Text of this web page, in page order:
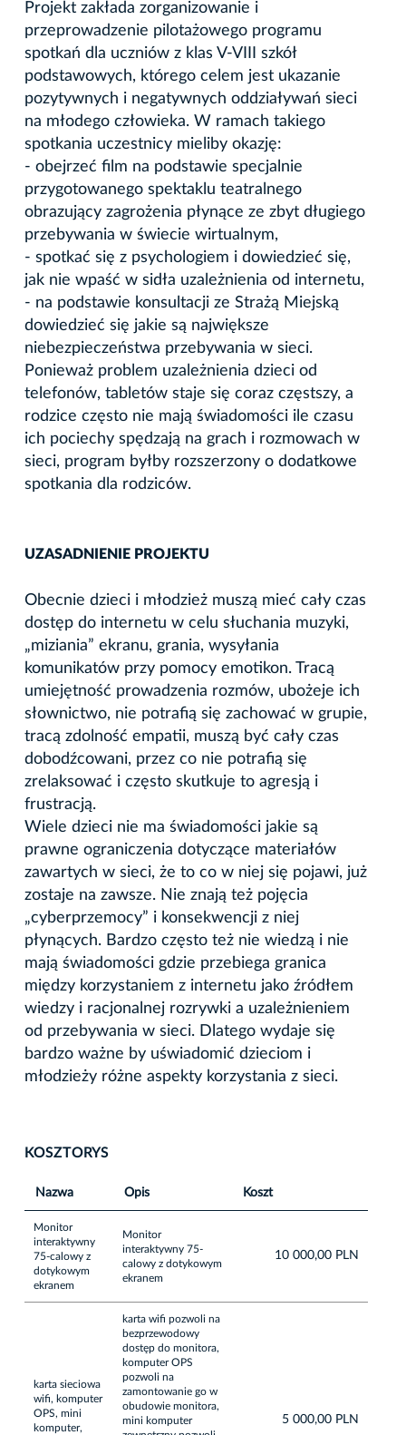
Projekt zakłada zorganizowanie i
przeprowadzenie pilotażowego programu
spotkań dla uczniów z klas V-VIII szkół
podstawowych, którego celem jest ukazanie
pozytywnych i negatywnych oddziaływań sieci
na młodego człowieka. W ramach takiego
spotkania uczestnicy mieliby okazję:
- obejrzeć film na podstawie specjalnie
przygotowanego spektaklu teatralnego
obrazujący zagrożenia płynące ze zbyt długiego
przebywania w świecie wirtualnym,
- spotkać się z psychologiem i dowiedzieć się,
jak nie wpaść w sidła uzależnienia od internetu,
- na podstawie konsultacji ze Strażą Miejską
dowiedzieć się jakie są największe
niebezpieczeństwa przebywania w sieci.
Ponieważ problem uzależnienia dzieci od
telefonów, tabletów staje się coraz częstszy, a
rodzice często nie mają świadomości ile czasu
ich pociechy spędzają na grach i rozmowach w
sieci, program byłby rozszerzony o dodatkowe
spotkania dla rodziców.
UZASADNIENIE PROJEKTU
Obecnie dzieci i młodzież muszą mieć cały czas
dostęp do internetu w celu słuchania muzyki,
„miziania” ekranu, grania, wysyłania
komunikatów przy pomocy emotikon. Tracą
umiejętność prowadzenia rozmów, ubożeje ich
słownictwo, nie potrafią się zachować w grupie,
tracą zdolność empatii, muszą być cały czas
dobodźcowani, przez co nie potrafią się
zrelaksować i często skutkuje to agresją i
frustracją.
Wiele dzieci nie ma świadomości jakie są
prawne ograniczenia dotyczące materiałów
zawartych w sieci, że to co w niej się pojawi, już
zostaje na zawsze. Nie znają też pojęcia
„cyberprzemocy” i konsekwencji z niej
płynących. Bardzo często też nie wiedzą i nie
mają świadomości gdzie przebiega granica
między korzystaniem z internetu jako źródłem
wiedzy i racjonalnej rozrywki a uzależnieniem
od przebywania w sieci. Dlatego wydaje się
bardzo ważne by uświadomić dzieciom i
młodzieży różne aspekty korzystania z sieci.
KOSZTORYS
Nazwa Opis Koszt
Monitor
interaktywny
75-calowy z
dotykowym
ekranem
Monitor
interaktywny 75-
calowy z dotykowym
ekranem
10 000,00 PLN
karta sieciowa
wifi, komputer
OPS, mini
komputer,
karta wifi pozwoli na
bezprzewodowy
dostęp do monitora,
komputer OPS
pozwoli na
zamontowanie go w
obudowie monitora,
mini komputer
5 000,00 PLN